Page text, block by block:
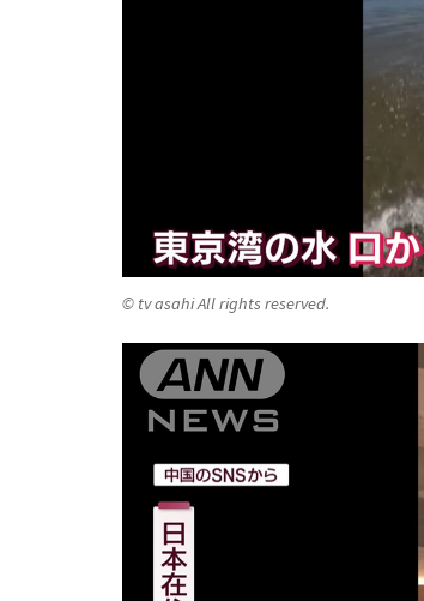
© tv asahi All rights reserved.